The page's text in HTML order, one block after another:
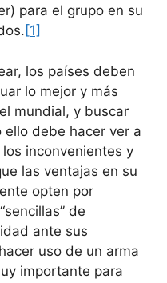
para el grupo en su
[1]
los países deben
lo mejor y más
mundial, y buscar
ello debe hacer ver a
inconvenientes y
las ventajas en su
opten por
de
ante sus
uso de un arma
importante para